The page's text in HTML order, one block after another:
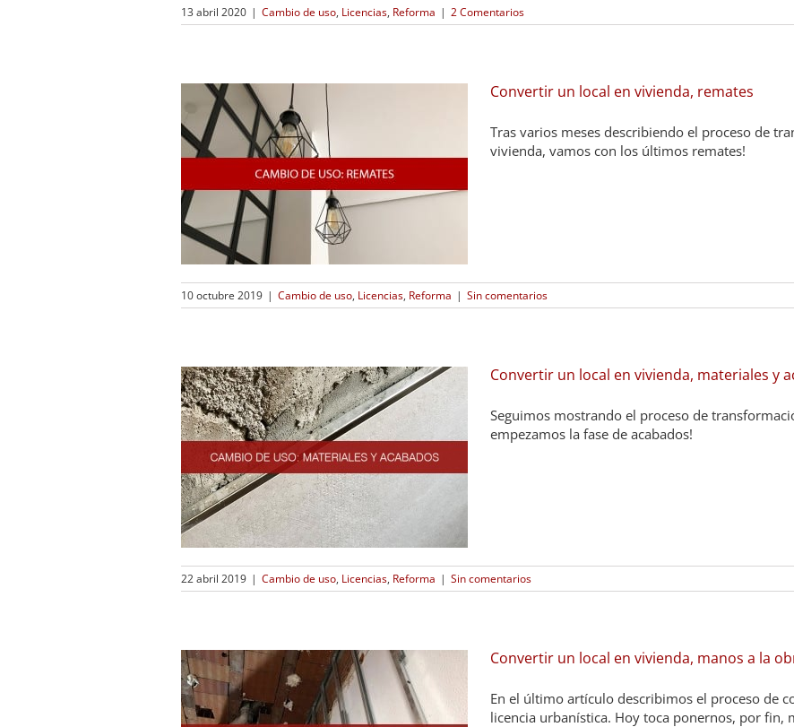
13 abril 2020 | Cambio de uso, Licencias, Reforma | 2 Comentarios
Convertir un local en vivienda, remates
Tras varios meses describiendo el proceso de
vivienda, vamos con los últimos remates!
10 octubre 2019 | Cambio de uso, Licencias, Reforma | Sin comentarios
Convertir un local en vivienda, materiales y
Seguimos mostrando el proceso de
empezamos la fase de acabados!
22 abril 2019 | Cambio de uso, Licencias, Reforma | Sin comentarios
Convertir un local en vivienda, manos a la
En el último artículo describimos el proceso de
licencia urbanística. Hoy toca ponernos, por fin,